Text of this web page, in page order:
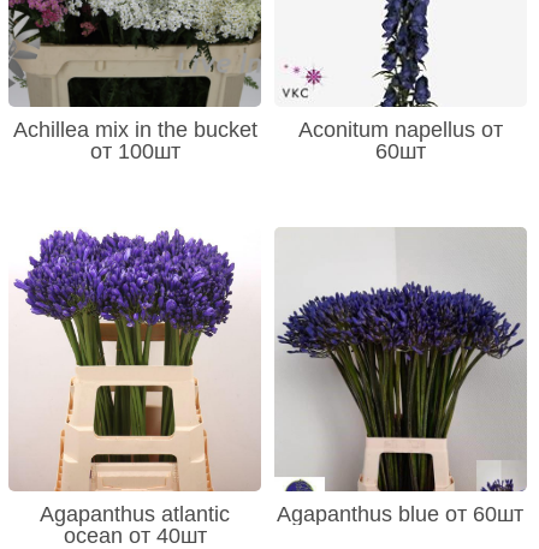
Achillea mix in the bucket
от 100шт
Aconitum napellus от
60шт
Agapanthus atlantic
ocean от 40шт
Agapanthus blue от 60шт